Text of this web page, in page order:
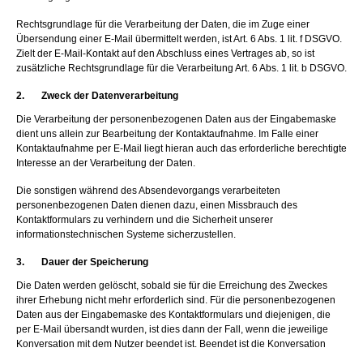
Rechtsgrundlage für die Verarbeitung der Daten, die im Zuge einer
Übersendung einer E-Mail übermittelt werden, ist Art. 6 Abs. 1 lit. f DSGVO.
Zielt der E-Mail-Kontakt auf den Abschluss eines Vertrages ab, so ist
zusätzliche Rechtsgrundlage für die Verarbeitung Art. 6 Abs. 1 lit. b DSGVO.
2. Zweck der Datenverarbeitung
Die Verarbeitung der personenbezogenen Daten aus der Eingabemaske
dient uns allein zur Bearbeitung der Kontaktaufnahme. Im Falle einer
Kontaktaufnahme per E-Mail liegt hieran auch das erforderliche berechtigte
Interesse an der Verarbeitung der Daten.
Die sonstigen während des Absendevorgangs verarbeiteten
personenbezogenen Daten dienen dazu, einen Missbrauch des
Kontaktformulars zu verhindern und die Sicherheit unserer
informationstechnischen Systeme sicherzustellen.
3. Dauer der Speicherung
Die Daten werden gelöscht, sobald sie für die Erreichung des Zweckes
ihrer Erhebung nicht mehr erforderlich sind. Für die personenbezogenen
Daten aus der Eingabemaske des Kontaktformulars und diejenigen, die
per E-Mail übersandt wurden, ist dies dann der Fall, wenn die jeweilige
Konversation mit dem Nutzer beendet ist. Beendet ist die Konversation